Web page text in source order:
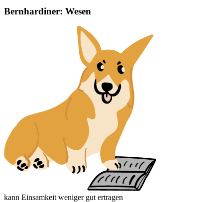
Bernhardiner: Wesen
kann Einsamkeit weniger gut ertragen